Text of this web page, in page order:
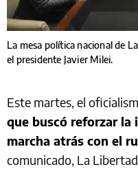
La mesa política nacional de
el presidente Javier Milei.
Este martes, el
que buscó reforzar la
marcha atrás con el
comunicado, La